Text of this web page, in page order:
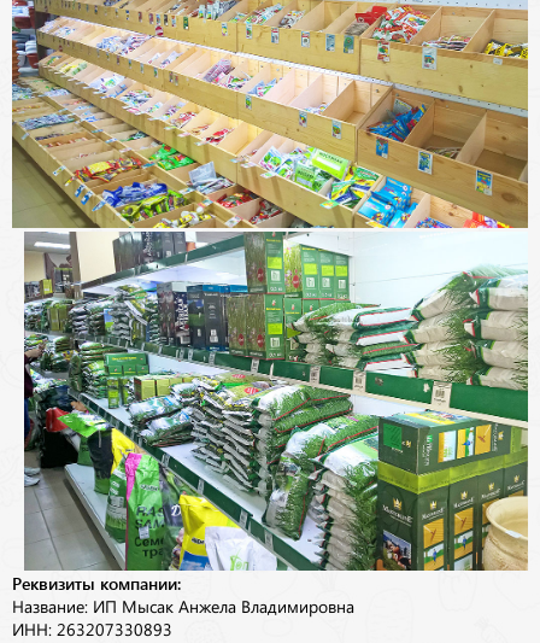
Реквизиты компании:
Название: ИП Мысак Анжела Владимировна
ИНН: 263207330893